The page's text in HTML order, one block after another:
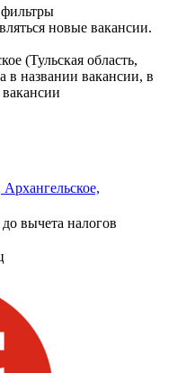
новые вакансии.
(Тульская область,
в названии вакансии, в
до вычета налогов